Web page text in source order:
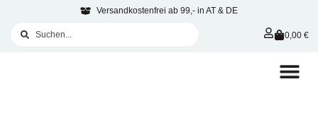
Versandkostenfrei ab 99,- in AT & DE
0,00 €